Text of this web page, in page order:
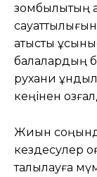
зомбылықтың
қатысты
балалардың
рухани
кеңінен
Жиын
кездесулер
талқылауға